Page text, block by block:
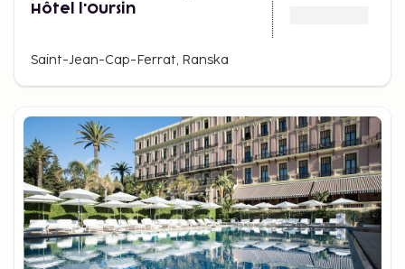
Hôtel l'Oursin
Saint-Jean-Cap-Ferrat, Ranska